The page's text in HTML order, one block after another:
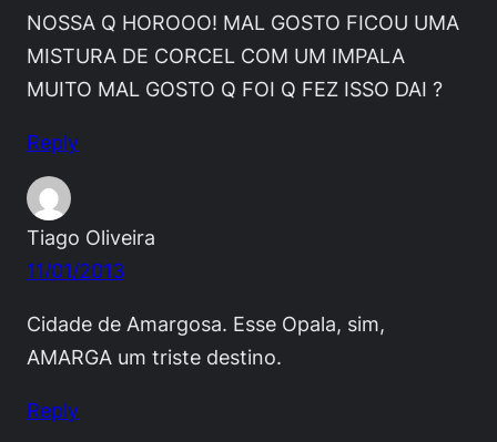
NOSSA Q HOROOO! MAL GOSTO FICOU UMA
MISTURA DE CORCEL COM UM IMPALA
MUITO MAL GOSTO Q FOI Q FEZ ISSO DAI ?
Reply
Tiago Oliveira
11/01/2013
Cidade de Amargosa. Esse Opala, sim,
AMARGA um triste destino.
Reply